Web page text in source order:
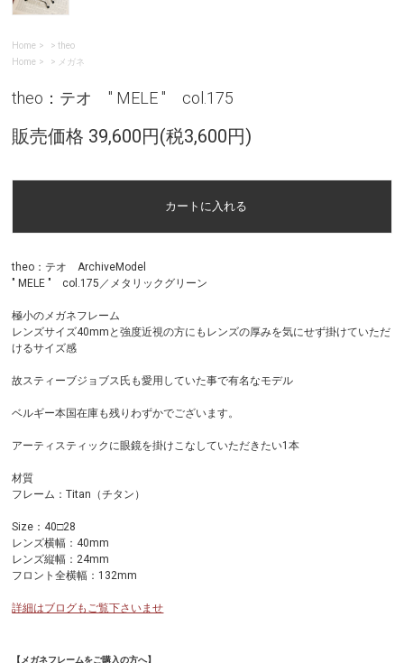
Home >theo
Home
> メガネ
theo：テオ " MELE " col.175
販売価格 39,600円(税3,600円)
theo：テオ ArchiveModel
" MELE " col.175／メタリックグリーン
極小のメガネフレーム
レンズサイズ40mmと強度近視の方にもレンズの厚みを気にせず掛けていただ
けるサイズ感
故スティーブジョブス氏も愛用していた事で有名なモデル
ベルギー本国在庫も残りわずかでございます。
アーティスティックに眼鏡を掛けこなしていただきたい1本
材質
フレーム：Titan（チタン）
Size：40□28
レンズ横幅：40mm
レンズ縦幅：24mm
フロント全横幅：132mm
詳細はブログもご覧下さいませ
【メガネフレームをご購入の方へ】